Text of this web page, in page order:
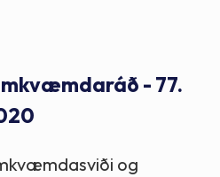
- 77.
og